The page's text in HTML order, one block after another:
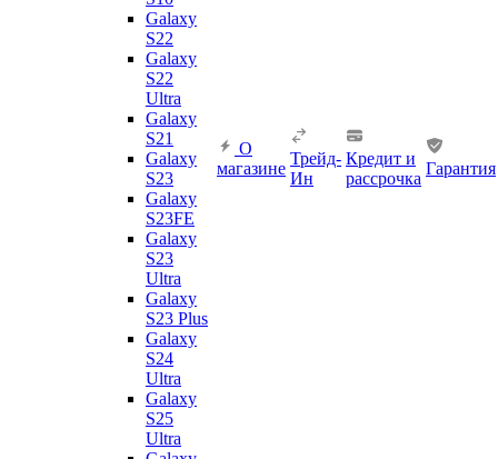
Galaxy
S22
Galaxy
S22
Ultra
Galaxy
S21
Galaxy
S23
Galaxy
S23FE
Galaxy
S23
Ultra
Galaxy
S23 Plus
Galaxy
S24
Ultra
Galaxy
S25
Ultra
О
магазине
Трейд-
Ин
Кредит и
рассрочка
Гарантия